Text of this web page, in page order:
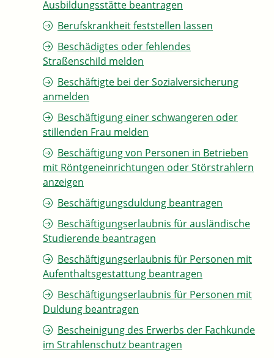
Ausbildungsstätte beantragen
Berufskrankheit feststellen lassen
Beschädigtes oder fehlendes
Straßenschild melden
Beschäftigte bei der Sozialversicherung
anmelden
Beschäftigung einer schwangeren oder
stillenden Frau melden
Beschäftigung von Personen in Betrieben
mit Röntgeneinrichtungen oder Störstrahlern
anzeigen
Beschäftigungsduldung beantragen
Beschäftigungserlaubnis für ausländische
Studierende beantragen
Beschäftigungserlaubnis für Personen mit
Aufenthaltsgestattung beantragen
Beschäftigungserlaubnis für Personen mit
Duldung beantragen
Bescheinigung des Erwerbs der Fachkunde
im Strahlenschutz beantragen